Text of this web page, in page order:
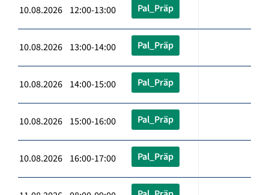
10.08.2026 12:00-13:00 Pal_Präp
10.08.2026 13:00-14:00 Pal_Präp
10.08.2026 14:00-15:00 Pal_Präp
10.08.2026 15:00-16:00 Pal_Präp
10.08.2026 16:00-17:00 Pal_Präp